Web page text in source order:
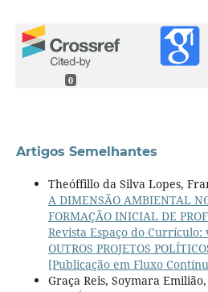
0
Artigos Semelhantes
Theóffillo da Silva Lopes,
A DIMENSÃO AMBIENTAL
FORMAÇÃO INICIAL DE
Revista Espaço do Currículo:
OUTROS PROJETOS
[Publicação em Fluxo
Graça Reis, Soymara